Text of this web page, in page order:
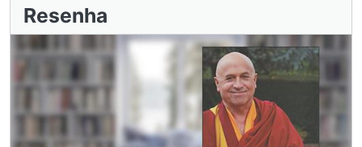
Resenha